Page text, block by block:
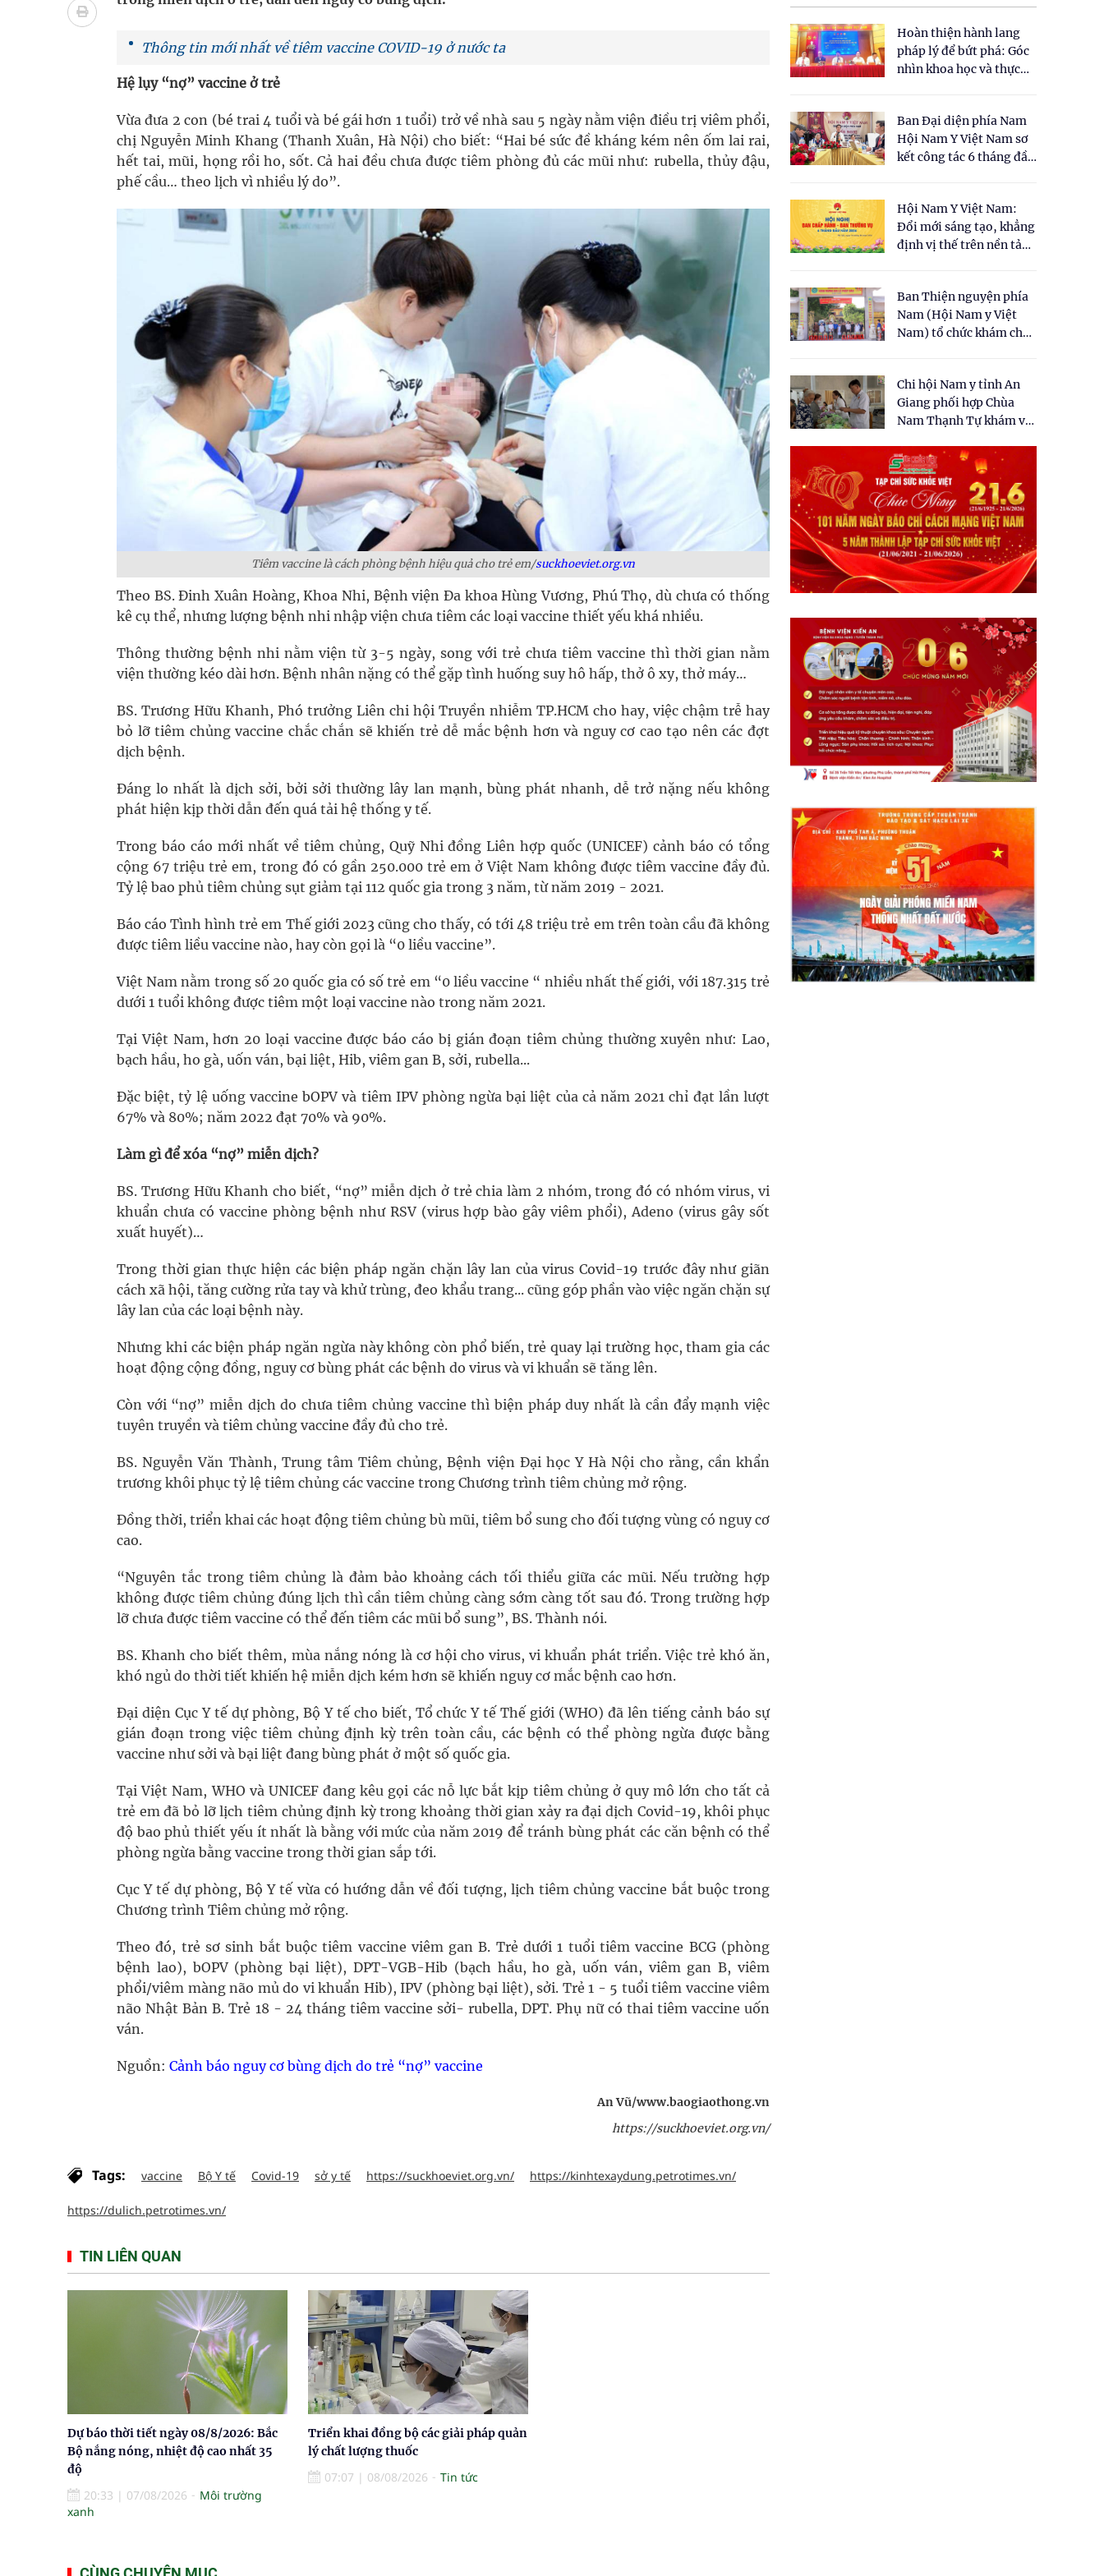
Nhiều lợi thế để nâng chất lượng y tế
Vương Thành Công: Khi việc học bắt đầu từ trải nghiệm thực tế
Tầm soát sớm ung thư vú giúp cứu sống hàng nghìn phụ nữ mỗi năm
Giải pháp nâng cao thị lực thời hiện đại
Thông tin mới nhất về tiêm vaccine COVID-19 ở nước ta
Hệ lụy “nợ” vaccine ở trẻ
Vừa đưa 2 con (bé trai 4 tuổi và bé gái hơn 1 tuổi) trở về nhà sau 5 ngày nằm viện điều trị viêm phổi,
chị Nguyễn Minh Khang (Thanh Xuân, Hà Nội) cho biết: “Hai bé sức đề kháng kém nên ốm lai rai,
hết tai, mũi, họng rồi ho, sốt. Cả hai đều chưa được tiêm phòng đủ các mũi như: rubella, thủy đậu,
phế cầu… theo lịch vì nhiều lý do”.
Tiêm vaccine là cách phòng bệnh hiệu quả cho trẻ em/suckhoeviet.org.vn
Theo BS. Đinh Xuân Hoàng, Khoa Nhi, Bệnh viện Đa khoa Hùng Vương, Phú Thọ, dù chưa có thống
kê cụ thể, nhưng lượng bệnh nhi nhập viện chưa tiêm các loại vaccine thiết yếu khá nhiều.
Thông thường bệnh nhi nằm viện từ 3-5 ngày, song với trẻ chưa tiêm vaccine thì thời gian nằm
viện thường kéo dài hơn. Bệnh nhân nặng có thể gặp tình huống suy hô hấp, thở ô xy, thở máy…
BS. Trương Hữu Khanh, Phó trưởng Liên chi hội Truyền nhiễm TP.HCM cho hay, việc chậm trễ hay
bỏ lỡ tiêm chủng vaccine chắc chắn sẽ khiến trẻ dễ mắc bệnh hơn và nguy cơ cao tạo nên các đợt
dịch bệnh.
Đáng lo nhất là dịch sởi, bởi sởi thường lây lan mạnh, bùng phát nhanh, dễ trở nặng nếu không
phát hiện kịp thời dẫn đến quá tải hệ thống y tế.
Trong báo cáo mới nhất về tiêm chủng, Quỹ Nhi đồng Liên hợp quốc (UNICEF) cảnh báo có tổng
cộng 67 triệu trẻ em, trong đó có gần 250.000 trẻ em ở Việt Nam không được tiêm vaccine đầy đủ.
Tỷ lệ bao phủ tiêm chủng sụt giảm tại 112 quốc gia trong 3 năm, từ năm 2019 - 2021.
Báo cáo Tình hình trẻ em Thế giới 2023 cũng cho thấy, có tới 48 triệu trẻ em trên toàn cầu đã không
được tiêm liều vaccine nào, hay còn gọi là “0 liều vaccine”.
Việt Nam nằm trong số 20 quốc gia có số trẻ em “0 liều vaccine “ nhiều nhất thế giới, với 187.315 trẻ
dưới 1 tuổi không được tiêm một loại vaccine nào trong năm 2021.
Tại Việt Nam, hơn 20 loại vaccine được báo cáo bị gián đoạn tiêm chủng thường xuyên như: Lao,
bạch hầu, ho gà, uốn ván, bại liệt, Hib, viêm gan B, sởi, rubella...
Đặc biệt, tỷ lệ uống vaccine bOPV và tiêm IPV phòng ngừa bại liệt của cả năm 2021 chỉ đạt lần lượt
67% và 80%; năm 2022 đạt 70% và 90%.
Làm gì để xóa “nợ” miễn dịch?
BS. Trương Hữu Khanh cho biết, “nợ” miễn dịch ở trẻ chia làm 2 nhóm, trong đó có nhóm virus, vi
khuẩn chưa có vaccine phòng bệnh như RSV (virus hợp bào gây viêm phổi), Adeno (virus gây sốt
xuất huyết)…
Trong thời gian thực hiện các biện pháp ngăn chặn lây lan của virus Covid-19 trước đây như giãn
cách xã hội, tăng cường rửa tay và khử trùng, đeo khẩu trang... cũng góp phần vào việc ngăn chặn sự
lây lan của các loại bệnh này.
Nhưng khi các biện pháp ngăn ngừa này không còn phổ biến, trẻ quay lại trường học, tham gia các
hoạt động cộng đồng, nguy cơ bùng phát các bệnh do virus và vi khuẩn sẽ tăng lên.
Còn với “nợ” miễn dịch do chưa tiêm chủng vaccine thì biện pháp duy nhất là cần đẩy mạnh việc
tuyên truyền và tiêm chủng vaccine đầy đủ cho trẻ.
BS. Nguyễn Văn Thành, Trung tâm Tiêm chủng, Bệnh viện Đại học Y Hà Nội cho rằng, cần khẩn
trương khôi phục tỷ lệ tiêm chủng các vaccine trong Chương trình tiêm chủng mở rộng.
Đồng thời, triển khai các hoạt động tiêm chủng bù mũi, tiêm bổ sung cho đối tượng vùng có nguy cơ
cao.
“Nguyên tắc trong tiêm chủng là đảm bảo khoảng cách tối thiểu giữa các mũi. Nếu trường hợp
không được tiêm chủng đúng lịch thì cần tiêm chủng càng sớm càng tốt sau đó. Trong trường hợp
lỡ chưa được tiêm vaccine có thể đến tiêm các mũi bổ sung”, BS. Thành nói.
BS. Khanh cho biết thêm, mùa nắng nóng là cơ hội cho virus, vi khuẩn phát triển. Việc trẻ khó ăn,
khó ngủ do thời tiết khiến hệ miễn dịch kém hơn sẽ khiến nguy cơ mắc bệnh cao hơn.
Đại diện Cục Y tế dự phòng, Bộ Y tế cho biết, Tổ chức Y tế Thế giới (WHO) đã lên tiếng cảnh báo sự
gián đoạn trong việc tiêm chủng định kỳ trên toàn cầu, các bệnh có thể phòng ngừa được bằng
vaccine như sởi và bại liệt đang bùng phát ở một số quốc gia.
Tại Việt Nam, WHO và UNICEF đang kêu gọi các nỗ lực bắt kịp tiêm chủng ở quy mô lớn cho tất cả
trẻ em đã bỏ lỡ lịch tiêm chủng định kỳ trong khoảng thời gian xảy ra đại dịch Covid-19, khôi phục
độ bao phủ thiết yếu ít nhất là bằng với mức của năm 2019 để tránh bùng phát các căn bệnh có thể
phòng ngừa bằng vaccine trong thời gian sắp tới.
Cục Y tế dự phòng, Bộ Y tế vừa có hướng dẫn về đối tượng, lịch tiêm chủng vaccine bắt buộc trong
Chương trình Tiêm chủng mở rộng.
Theo đó, trẻ sơ sinh bắt buộc tiêm vaccine viêm gan B. Trẻ dưới 1 tuổi tiêm vaccine BCG (phòng
bệnh lao), bOPV (phòng bại liệt), DPT-VGB-Hib (bạch hầu, ho gà, uốn ván, viêm gan B, viêm
phổi/viêm màng não mủ do vi khuẩn Hib), IPV (phòng bại liệt), sởi. Trẻ 1 - 5 tuổi tiêm vaccine viêm
não Nhật Bản B. Trẻ 18 - 24 tháng tiêm vaccine sởi- rubella, DPT. Phụ nữ có thai tiêm vaccine uốn
ván.
Nguồn: Cảnh báo nguy cơ bùng dịch do trẻ “nợ” vaccine
An Vũ/www.baogiaothong.vn
https://suckhoeviet.org.vn/
Tags: vaccine Bộ Y tế Covid-19 sở y tế https://suckhoeviet.org.vn/ https://kinhtexaydung.petrotimes.vn/
https://dulich.petrotimes.vn/
TIN LIÊN QUAN
Dự báo thời tiết ngày 08/8/2026: Bắc
Bộ nắng nóng, nhiệt độ cao nhất 35
độ
20:33 | 07/08/2026
Môi trường
xanh
Triển khai đồng bộ các giải pháp quản
lý chất lượng thuốc
07:07 | 08/08/2026 Tin tức
Hoàn thiện hành lang
pháp lý để bứt phá: Góc
nhìn khoa học và thực
cho Luật Y dược cổ
truyền Việt Nam"
Ban Đại diện phía Nam
Hội Nam Y Việt Nam sơ
kết công tác 6 tháng đầu
Hội Nam Y Việt Nam:
Đổi mới sáng tạo, khẳng
định vị thế trên nền tảng
Ban Thiện nguyện phía
Nam (Hội Nam y Việt
Nam) tổ chức khám chữa
dân tại xã Tân Tập
Chi hội Nam y tỉnh An
Giang phối hợp Chùa
Nam Thạnh Tự khám và
nhân dân